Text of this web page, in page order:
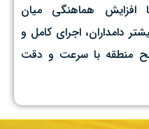
افزایش هماهنگی میان
دامداران، اجرای کامل و
منطقه با سرعت و دقت